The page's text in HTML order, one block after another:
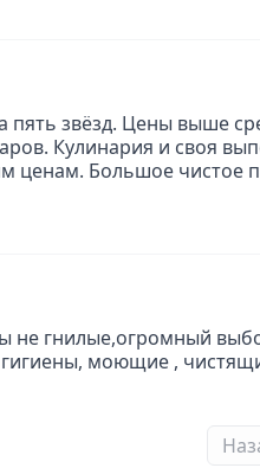
звёзд. Цены выше
Кулинария и своя
Большое чистое
не гнилые,огромный
гигиены, моющие ,